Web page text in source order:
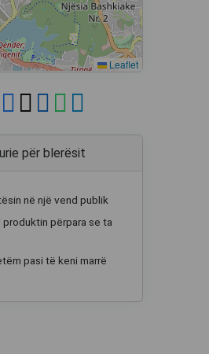
Leaflet
për blerësit
në një vend publik
produktin përpara se ta
pasi të keni marrë